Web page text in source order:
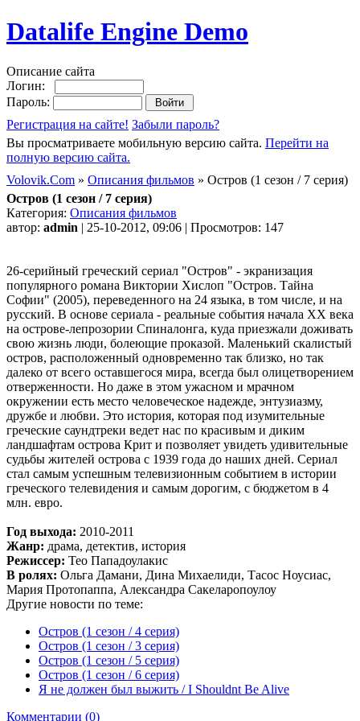
Datalife Engine Demo
Описание сайта
Логин:
Пароль:
Регистрация на сайте! Забыли пароль?
Вы просматриваете мобильную версию сайта. Перейти на
полную версию сайта.
Volovik.Com » Описания фильмов » Остров (1 сезон / 7 серия)
Остров (1 сезон / 7 серия)
Категория: Описания фильмов
автор: admin | 25-10-2012, 09:06 | Просмотров: 147
26-серийный греческий сериал "Остров" - экранизация
популярного романа Виктории Хислоп "Остров. Тайна
Софии" (2005), переведенного на 24 языка, в том числе, и на
русский. В основе сериала - реальные события начала XX века
на острове-лепрозории Спиналонга, куда приезжали доживать
свою жизнь люди, болеющие проказой. Маленький скалистый
остров, расположенный одновременно так близко, но так
далеко от всего оставшегося мира, всегда был олицетворением
отверженности. Но даже в этом ужасном и мрачном
окружении есть место человеческое надежде, энтузиазму,
дружбе и любви. Это история, которая под изумительные
греческие саундтреки ведет нас по красивым и диким
ландшафтам острова Крит и позволяет увидеть удивительные
судьбы жителей острова с 1939 года до наших дней. Сериал
стал самым успешным телевизионным событием в истории
греческого телевидения и самым дорогим, с бюджетом в 4
млн. евро.
Год выхода: 2010-2011
Жанр: драма, детектив, история
Режиссер: Тео Пападоулакис
В ролях: Ольга Дамани, Дина Михаелиди, Тасос Ноусиас,
Мария Протопаппа, Александра Сакеларопоулоу
Другие новости по теме:
Остров (1 сезон / 4 серия)
Остров (1 сезон / 3 серия)
Остров (1 сезон / 5 серия)
Остров (1 сезон / 6 серия)
Я не должен был выжить / I Shouldnt Be Alive
Комментарии (0)